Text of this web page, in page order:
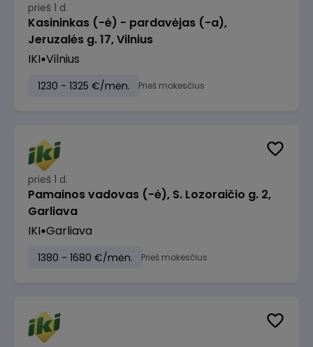
prieš 1 d.
Kasininkas (-ė) - pardavėjas (-a),
Jeruzalės g. 17, Vilnius
IKI Vilnius
1230 - 1325 €/mėn. Prieš mokesčius
prieš 1 d.
Pamainos vadovas (-ė), S. Lozoraičio g. 2,
Garliava
IKI Garliava
1380 - 1680 €/mėn. Prieš mokesčius